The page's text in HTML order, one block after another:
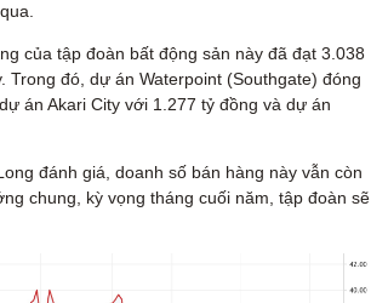
của tập đoàn bất động sản này đã đạt 3.038
đó, dự án Waterpoint (Southgate) đóng
án Akari City với 1.277 tỷ đồng và dự án
đánh giá, doanh số bán hàng này vẫn còn
chung, kỳ vọng tháng cuối năm, tập đoàn sẽ